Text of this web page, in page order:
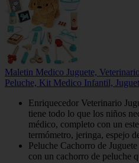
Maletin Medico Juguete,
Peluche, Kit Medico Infantil,
Enriquecedor Veterinario
tiene todo lo que los niños
médico, completo con un
termómetro, jeringa, espejo
Peluche Cachorro de
con un cachorro de peluche